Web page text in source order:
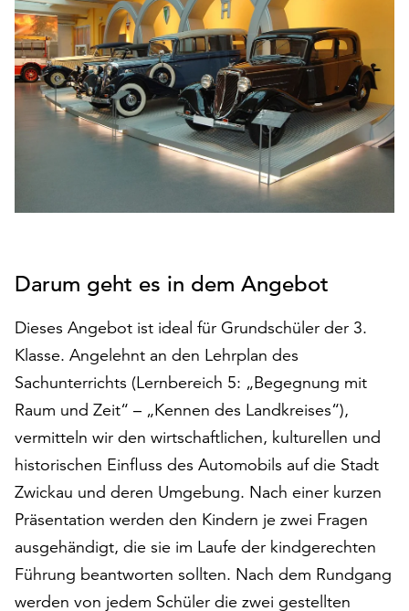
den
Betrieb
der
Seite
notwendig
(funktionale
anonymen
genutzt
werden.
Klicken
Sie
„Alle
akzeptieren“,
um
alle
zu
akzeptieren.
Sie
Darum geht es in dem Angebot
Dieses Angebot ist ideal für Grundschüler der 3.
Klasse. Angelehnt an den Lehrplan des
Sachunterrichts (Lernbereich 5: „Begegnung mit
Raum und Zeit“ – „Kennen des Landkreises“),
vermitteln wir den wirtschaftlichen, kulturellen und
historischen Einfluss des Automobils auf die Stadt
Zwickau und deren Umgebung. Nach einer kurzen
Präsentation werden den Kindern je zwei Fragen
ausgehändigt, die sie im Laufe der kindgerechten
Führung beantworten sollten. Nach dem Rundgang
werden von jedem Schüler die zwei gestellten